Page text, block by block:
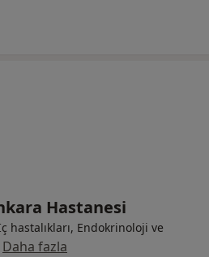
Hastanesi
hastalıkları, Endokrinoloji ve
Daha fazla